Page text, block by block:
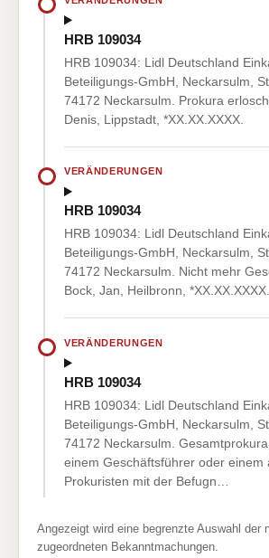
HRB 109034
HRB 109034: Lidl Deutschland
Beteiligungs-GmbH, Neckarsulm,
74172 Neckarsulm. Prokura
Denis, Lippstadt, *XX.XX.XXXX.
VERÄNDERUNGEN
HRB 109034
HRB 109034: Lidl Deutschland
Beteiligungs-GmbH, Neckarsulm,
74172 Neckarsulm. Nicht mehr
Bock, Jan, Heilbronn, *XX.XX.XXXX.
VERÄNDERUNGEN
HRB 109034
HRB 109034: Lidl Deutschland
Beteiligungs-GmbH, Neckarsulm,
74172 Neckarsulm.
einem Geschäftsführer oder einem
Prokuristen mit der Befugn…
Angezeigt wird eine begrenzte Auswahl der
zugeordneten Bekanntmachungen.